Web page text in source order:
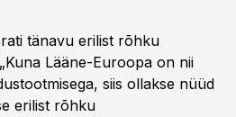
tänavu erilist rõhku
Lääne-Euroopa on nii
siis ollakse nüüd
erilist rõhku